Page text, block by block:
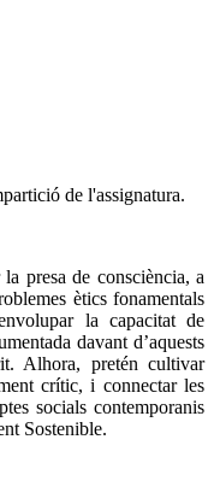
de l'assignatura.
presa de consciència, a
ètics fonamentals
la capacitat de
davant d’aquests
Alhora, pretén cultivar
crític, i connectar les
socials contemporanis
Sostenible.